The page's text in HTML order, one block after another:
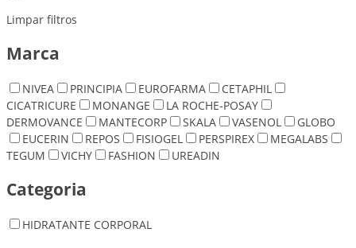
Limpar filtros
Marca
NIVEA PRINCIPIA EUROFARMA
CETAPHIL
CICATRICURE
MONANGE
LA ROCHE-POSAY
DERMOVANCE
MANTECORP SKALA VASENOL
GLOBO
EUCERIN
REPOS FISIOGEL PERSPIREX
MEGALABS
TEGUM
VICHY FASHION UREADIN
Categoria
HIDRATANTE CORPORAL